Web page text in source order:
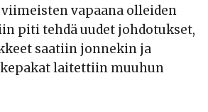
vapaana olleiden
piti tehdä uudet johdotukset,
saatiin jonnekin ja
laitettiin muuhun